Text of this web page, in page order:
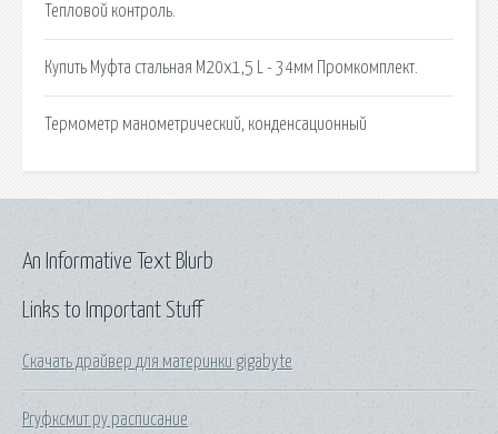
Тепловой контроль.
Купить Муфта стальная М20х1,5 L - 34мм Промкомплект.
Термометр манометрический, конденсационный
Links to Important Stuff
Скачать драйвер для материнки gigabyte
Ргуфксмит ру расписание
An Informative Text Blurb